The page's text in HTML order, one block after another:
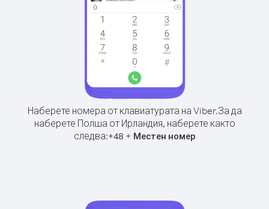
Наберете номера от клавиатурата на Viber.За да
наберете Полша от Ирландия, наберете както
следва:+48 + Местен номер